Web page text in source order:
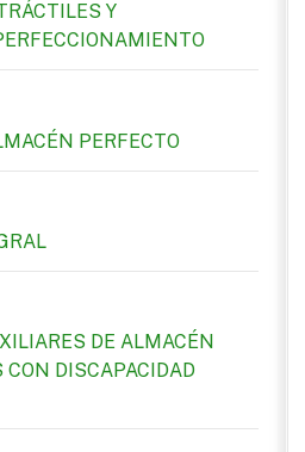
Y
PERFECTO
DE ALMACÉN
CON DISCAPACIDAD